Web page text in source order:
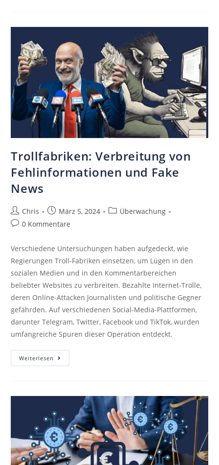
Trollfabriken: Verbreitung von
Fehlinformationen und Fake
News
Chris März 5, 2024
Überwachung
0 Kommentare
Verschiedene Untersuchungen haben aufgedeckt, wie
Regierungen Troll-Fabriken einsetzen, um Lügen in den
sozialen Medien und in den Kommentarbereichen
beliebter Websites zu verbreiten. Bezahlte Internet-Trolle,
deren Online-Attacken Journalisten und politische Gegner
gefährden. Auf verschiedenen Social-Media-Plattformen,
darunter Telegram, Twitter, Facebook und TikTok, wurden
umfangreiche Spuren dieser Operation entdeckt.
Weiterlesen